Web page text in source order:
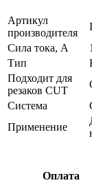
Артикул
производителя
Сила тока, А
Тип
Подходит для
резаков CUT
Система
Применение
Оплата